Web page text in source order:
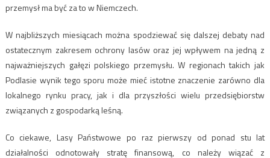
przemysł ma być za to w Niemczech.
W najbliższych miesiącach można spodziewać się dalszej debaty nad
ostatecznym zakresem ochrony lasów oraz jej wpływem na jedną z
najważniejszych gałęzi polskiego przemysłu. W regionach takich jak
Podlasie wynik tego sporu może mieć istotne znaczenie zarówno dla
lokalnego rynku pracy, jak i dla przyszłości wielu przedsiębiorstw
związanych z gospodarką leśną.
Co ciekawe, Lasy Państwowe po raz pierwszy od ponad stu lat
działalności odnotowały stratę finansową, co należy wiązać z